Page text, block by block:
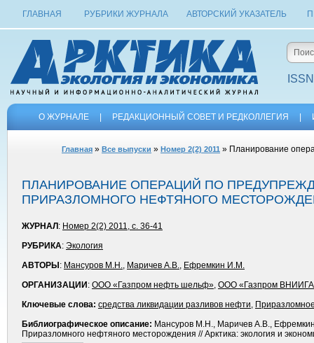
ГЛАВНАЯ РУБРИКИ ЖУРНАЛА АВТОРСКИЙ УКАЗАТЕЛЬ
О ЖУРНАЛЕ РЕДАКЦИОННЫЙ СОВЕТ И РЕДКОЛЛЕГИЯ
Главная » Все выпуски » Номер 2(2) 2011 » Планирование
ПЛАНИРОВАНИЕ ОПЕРАЦИЙ ПО
ПРИРАЗЛОМНОГО НЕФТЯНОГО
ЖУРНАЛ : Номер 2(2) 2011, с. 36-41
РУБРИКА: Экология
АВТОРЫ : Мансуров М.Н., Маричев А.В., Ефремкин И.М.
ОРГАНИЗАЦИИ : ООО «Газпром нефть шельф», ООО «Газпром
Ключевые слова: средства ликвидации разливов нефти,
Библиографическое описание: Мансуров М.Н., Маричев А.В.,
Приразломного нефтяного месторождения // Арктика: экология и